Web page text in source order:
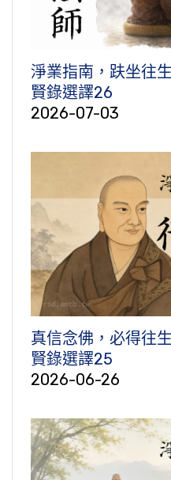
淨業指南，趺坐往
賢錄選譯26
2026-07-03
真信念佛，必得往
賢錄選譯25
2026-06-26